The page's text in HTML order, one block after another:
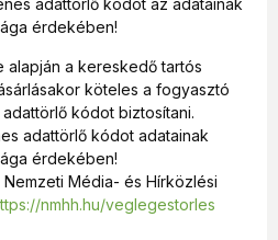
és alkoss – rögzíthetsz
tökéletesítheted a pózt a
használhatod saját
összes rugalmas rögzítési
a tökéletes
érdekében!
alapján a kereskedő tartós
köteles a fogyasztó
kódot biztosítani.
adattörlő kódot adatainak
érdekében!
Média- és Hírközlési
nmhh.hu/veglegestorles